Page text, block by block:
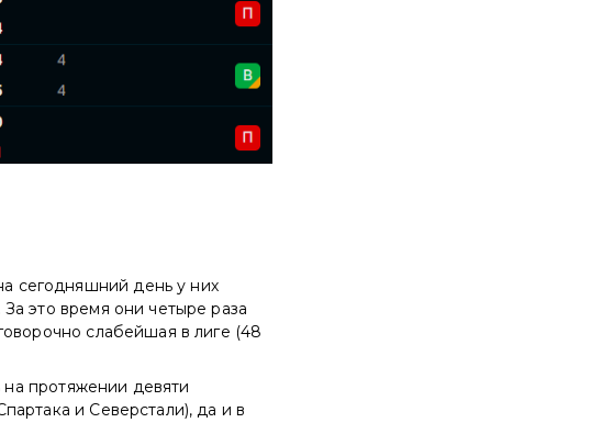
сегодняшний день у них
это время они четыре раза
слабейшая в лиге (48
на протяжении девяти
и Северстали), да и в